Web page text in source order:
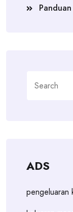
for:
ADS
pengeluaran